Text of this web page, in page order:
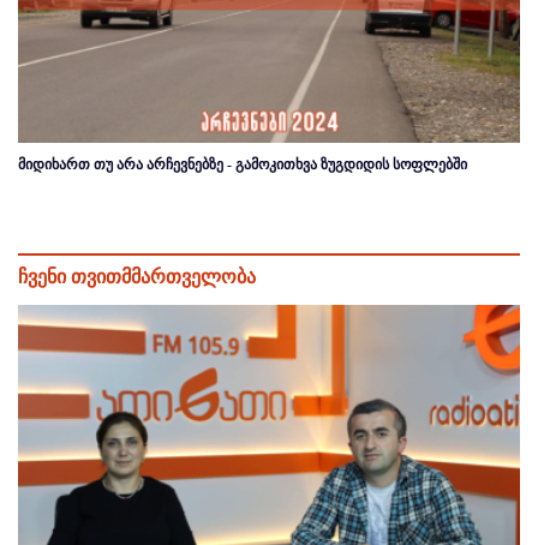
მიდიხართ თუ არა არჩევნებზე - გამოკითხვა ზუგდიდის სოფლებში
ჩვენი თვითმმართველობა